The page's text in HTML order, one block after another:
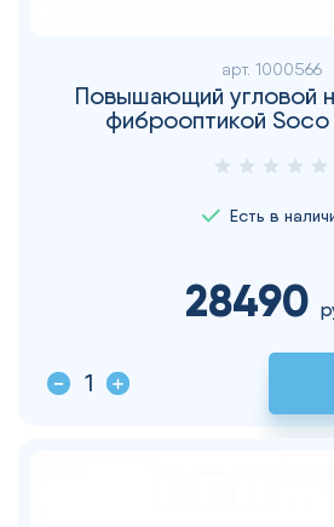
арт. 1000566
Повышающий угловой
фиброоптикой Soco
Есть в
28490